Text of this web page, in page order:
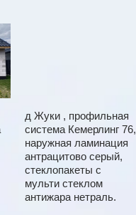
д Жуки , профильная
система Кемерлинг 76,
наружная ламинация
антрацитово серый,
стеклопакеты с
мульти стеклом
антижара нетраль.